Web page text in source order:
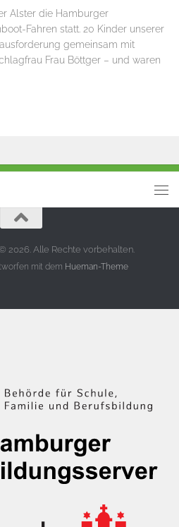
Alster die Hamburger
Fahren statt. 20 Kinder unserer
gemeinsam mit
Frau Böttger – und waren
2026. Alle Rechte vorbehalten.
mit dem Hueman-Theme